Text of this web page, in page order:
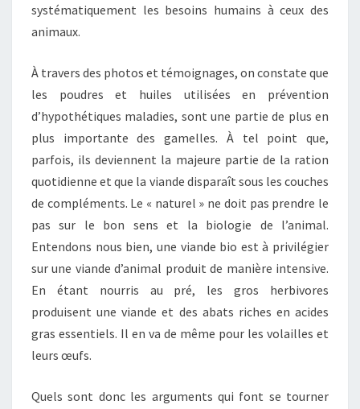
systématiquement les besoins humains à ceux des
animaux.
À travers des photos et témoignages, on constate que
les poudres et huiles utilisées en prévention
d’hypothétiques maladies, sont une partie de plus en
plus importante des gamelles. À tel point que,
parfois, ils deviennent la majeure partie de la ration
quotidienne et que la viande disparaît sous les couches
de compléments. Le « naturel » ne doit pas prendre le
pas sur le bon sens et la biologie de l’animal.
Entendons nous bien, une viande bio est à privilégier
sur une viande d’animal produit de manière intensive.
En étant nourris au pré, les gros herbivores
produisent une viande et des abats riches en acides
gras essentiels. Il en va de même pour les volailles et
leurs œufs.
Quels sont donc les arguments qui font se tourner